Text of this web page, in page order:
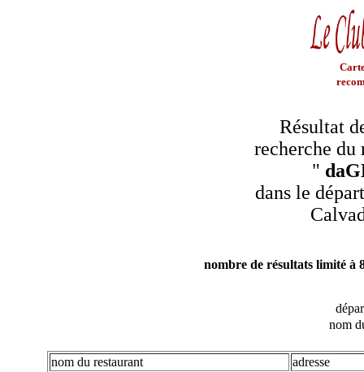
Résultat
recherche du
"
dans le
nombre de résultats limité à
nom
nom du restaurant
adresse